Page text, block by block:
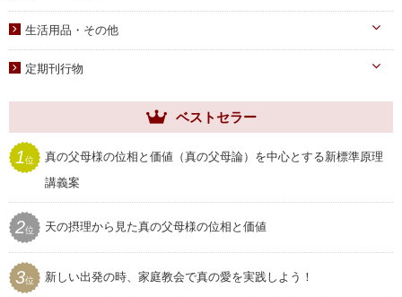
聖塩入れ
教育・教養
子女教育
アニメ
しおり
クリアしおり
生活用品・その他
家庭用品
セール
プレゼント用品
定期刊行物
世界家庭
ムーンワールド
聖和
ベストセラー
1位
真の父母様の位相と価値（真の父母論）を中心とする新標準原理
講義案
2位 天の摂理から見た真の父母様の位相と価値
3位 新しい出発の時、家庭教会で真の愛を実践しよう！